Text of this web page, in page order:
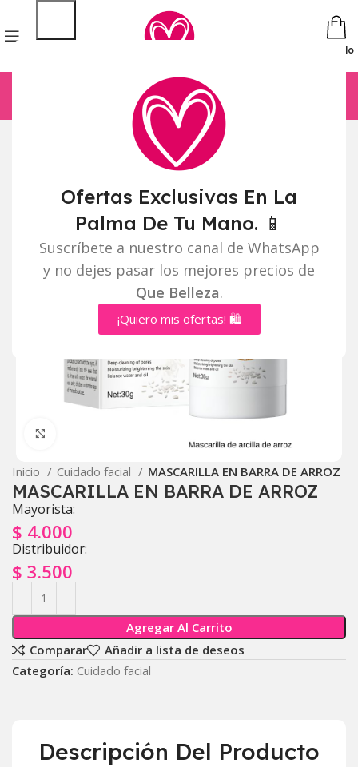
Ofertas Exclusivas En La
Palma De Tu Mano. 📱
Suscríbete a nuestro canal de WhatsApp
y no dejes pasar los mejores precios de
Que Belleza.
¡Quiero mis ofertas! 🛍️
Pedido
Inicio Cuidado facial MASCARILLA EN BARRA DE ARROZ
MASCARILLA EN BARRA DE ARROZ
Mayorista:
$ 4.000
Distribuidor:
$ 3.500
Agregar Al Carrito
Comparar
Añadir a lista de deseos
Categoría: Cuidado facial
Descripción Del Producto